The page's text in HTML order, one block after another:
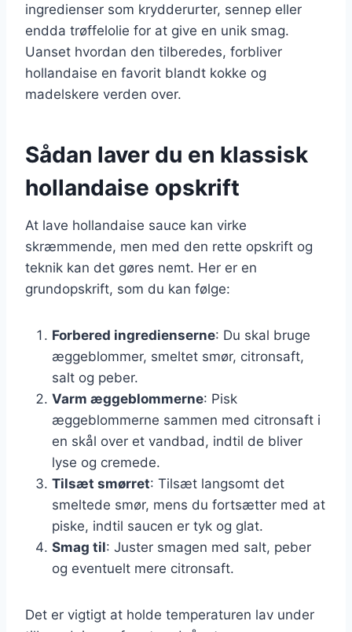
ingredienser som krydderurter, sennep eller
endda trøffelolie for at give en unik smag.
Uanset hvordan den tilberedes, forbliver
hollandaise en favorit blandt kokke og
madelskere verden over.
Sådan laver du en klassisk
hollandaise opskrift
At lave hollandaise sauce kan virke
skræmmende, men med den rette opskrift og
teknik kan det gøres nemt. Her er en
grundopskrift, som du kan følge:
Forbered ingredienserne: Du skal bruge
æggeblommer, smeltet smør, citronsaft,
salt og peber.
Varm æggeblommerne: Pisk
æggeblommerne sammen med citronsaft i
en skål over et vandbad, indtil de bliver
lyse og cremede.
Tilsæt smørret: Tilsæt langsomt det
smeltede smør, mens du fortsætter med at
piske, indtil saucen er tyk og glat.
Smag til: Juster smagen med salt, peber
og eventuelt mere citronsaft.
Det er vigtigt at holde temperaturen lav under